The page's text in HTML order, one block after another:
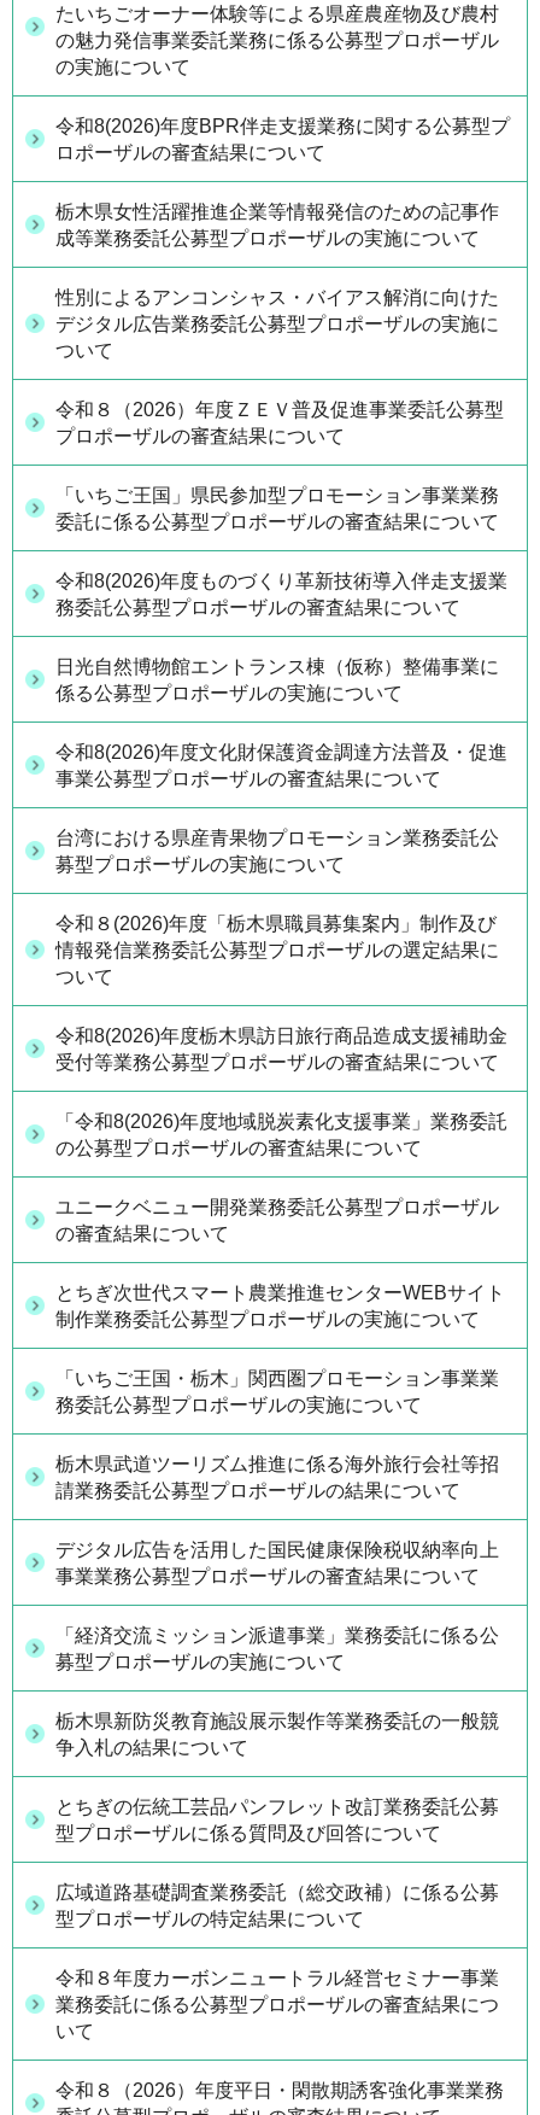
たいちごオーナー体験等による県産農産物及び農村
の魅力発信事業委託業務に係る公募型プロポーザル
の実施について
令和8(2026)年度BPR伴走支援業務に関する公募型プ
ロポーザルの審査結果について
栃木県女性活躍推進企業等情報発信のための記事作
成等業務委託公募型プロポーザルの実施について
性別によるアンコンシャス・バイアス解消に向けた
デジタル広告業務委託公募型プロポーザルの実施に
ついて
令和８（2026）年度ＺＥＶ普及促進事業委託公募型
プロポーザルの審査結果について
「いちご王国」県民参加型プロモーション事業業務
委託に係る公募型プロポーザルの審査結果について
令和8(2026)年度ものづくり革新技術導入伴走支援業
務委託公募型プロポーザルの審査結果について
日光自然博物館エントランス棟（仮称）整備事業に
係る公募型プロポーザルの実施について
令和8(2026)年度文化財保護資金調達方法普及・促進
事業公募型プロポーザルの審査結果について
台湾における県産青果物プロモーション業務委託公
募型プロポーザルの実施について
令和８(2026)年度「栃木県職員募集案内」制作及び
情報発信業務委託公募型プロポーザルの選定結果に
ついて
令和8(2026)年度栃木県訪日旅行商品造成支援補助金
受付等業務公募型プロポーザルの審査結果について
「令和8(2026)年度地域脱炭素化支援事業」業務委託
の公募型プロポーザルの審査結果について
ユニークベニュー開発業務委託公募型プロポーザル
の審査結果について
とちぎ次世代スマート農業推進センターWEBサイト
制作業務委託公募型プロポーザルの実施について
「いちご王国・栃木」関西圏プロモーション事業業
務委託公募型プロポーザルの実施について
栃木県武道ツーリズム推進に係る海外旅行会社等招
請業務委託公募型プロポーザルの結果について
デジタル広告を活用した国民健康保険税収納率向上
事業業務公募型プロポーザルの審査結果について
「経済交流ミッション派遣事業」業務委託に係る公
募型プロポーザルの実施について
栃木県新防災教育施設展示製作等業務委託の一般競
争入札の結果について
とちぎの伝統工芸品パンフレット改訂業務委託公募
型プロポーザルに係る質問及び回答について
広域道路基礎調査業務委託（総交政補）に係る公募
型プロポーザルの特定結果について
令和８年度カーボンニュートラル経営セミナー事業
業務委託に係る公募型プロポーザルの審査結果につ
いて
令和８（2026）年度平日・閑散期誘客強化事業業務